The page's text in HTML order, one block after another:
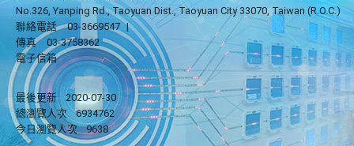
No.326, Yanping Rd., Taoyuan Dist., Taoyuan City 33070, Taiwan (R.O.C.)
聯絡電話
03-3669547 |
傳真
03-3758362
電子信箱
最後更新
2020-07-30
總瀏覽人次
6934762
今日瀏覽人次
9638